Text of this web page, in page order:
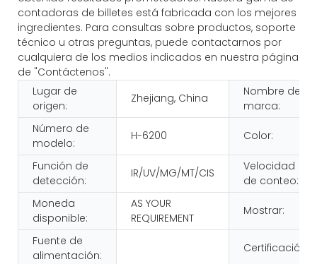
contadoras de billetes está fabricada con los mejores
ingredientes. Para consultas sobre productos, soporte
técnico u otras preguntas, puede contactarnos por
cualquiera de los medios indicados en nuestra página
de "Contáctenos".
Lugar de
origen:
Zhejiang, China
Nombre de
marca:
Número de
modelo:
H-6200 Color:
Función de
detección:
IR/UV/MG/MT/CIS
Velocidad
de conteo:
Moneda
disponible:
AS YOUR
REQUIREMENT
Mostrar:
Fuente de
alimentación:
Certificación: